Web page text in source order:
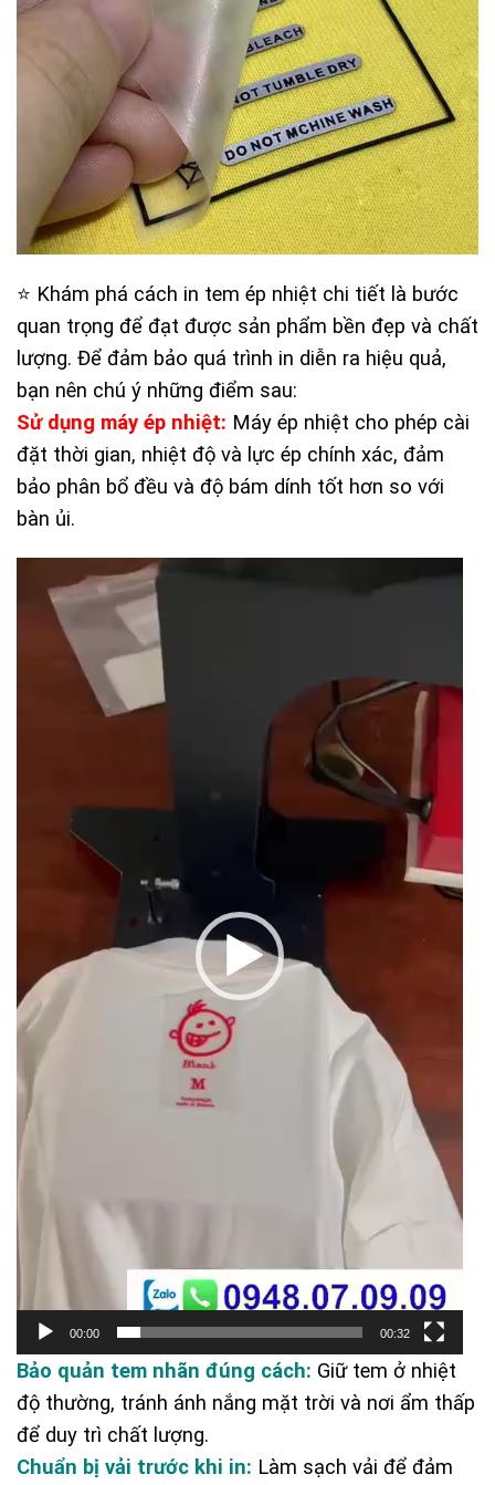
⭐️ Khám phá cách in tem ép nhiệt chi tiết là bước
quan trọng để đạt được sản phẩm bền đẹp và chất
lượng. Để đảm bảo quá trình in diễn ra hiệu quả,
bạn nên chú ý những điểm sau:
Sử dụng máy ép nhiệt: Máy ép nhiệt cho phép cài
đặt thời gian, nhiệt độ và lực ép chính xác, đảm
bảo phân bổ đều và độ bám dính tốt hơn so với
bàn ủi.
Video
00:00 00:32
Bảo quản tem nhãn đúng cách: Giữ tem ở nhiệt
độ thường, tránh ánh nắng mặt trời và nơi ẩm thấp
để duy trì chất lượng.
Chuẩn bị vải trước khi in: Làm sạch vải để đảm